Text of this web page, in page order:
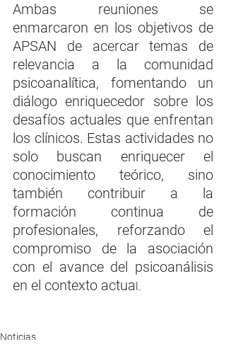
Ambas reuniones se
enmarcaron en los objetivos de
APSAN de acercar temas de
relevancia a la comunidad
psicoanalítica, fomentando un
diálogo enriquecedor sobre los
desafíos actuales que enfrentan
los clínicos. Estas actividades no
solo buscan enriquecer el
conocimiento teórico, sino
también contribuir a la
formación continua de
profesionales, reforzando el
compromiso de la asociación
con el avance del psicoanálisis
en el contexto actual.
Noticias